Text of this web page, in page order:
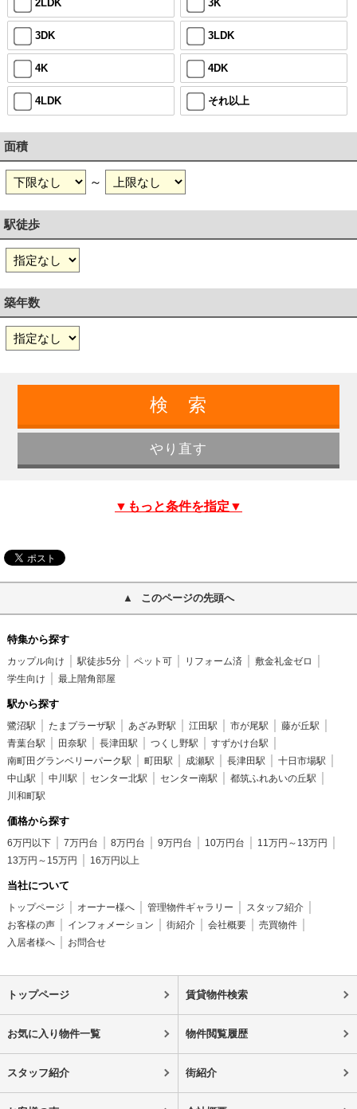
2LDK 3K
3DK 3LDK
4K 4DK
4LDK それ以上
面積
～
駅徒歩
築年数
▼もっと条件を指定▼
このページの先頭へ
特集から探す
カップル向け 駅徒歩5分 ペット可 リフォーム済
敷金礼金ゼロ
学生向け
最上階角部屋
駅から探す
鷺沼駅 たまプラーザ駅 あざみ野駅 江田駅 市が尾駅
藤が丘駅
青葉台駅
田奈駅 長津田駅 つくし野駅
すずかけ台駅
南町田グランベリーパーク駅
町田駅 成瀬駅 長津田駅
十日市場駅
中山駅
中川駅 センター北駅 センター南駅
都筑ふれあいの丘駅
川和町駅
価格から探す
6万円以下 7万円台 8万円台 9万円台 10万円台
11万円～13万円
13万円～15万円
16万円以上
当社について
トップページ オーナー様へ 管理物件ギャラリー
スタッフ紹介
お客様の声
インフォメーション 街紹介 会社概要
売買物件
入居者様へ
お問合せ
トップページ 賃貸物件検索
お気に入り物件一覧 物件閲覧履歴
スタッフ紹介 街紹介